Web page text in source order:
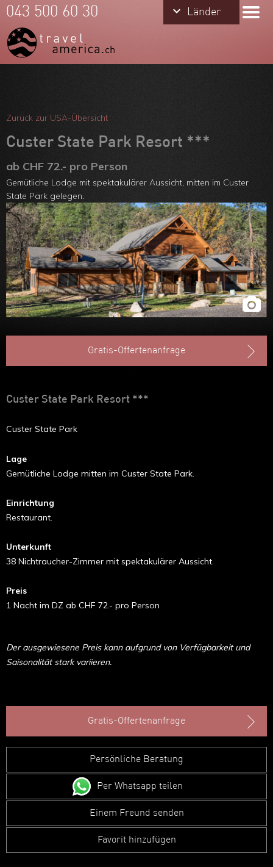
Team
Über uns
Feedbacks
Kontakt
ARVB
keyboard_arrow_down Länder
keyboard_arrow_down Länder
043 500 60 30
Zurück zur USA-Übersicht
Custer State Park Resort ***
ab CHF 72.- pro Person
Gemütliche Lodge mit spektakulärer Aussicht, mitten im Custer
State Park gelegen.
Gratis-Offertenanfrage
Custer State Park Resort ***
Custer State Park
Lage
Gemütliche Lodge mitten im Custer State Park.
Einrichtung
Restaurant.
Unterkunft
38 Nichtraucher-Zimmer mit spektakulärer Aussicht.
Preis
1 Nacht im DZ ab CHF 72.- pro Person
Der ausgewiesene Preis kann aufgrund von Verfügbarkeit und
Saisonalität stark variieren.
Gratis-Offertenanfrage
Persönliche Beratung
Per Whatsapp teilen
Einem Freund senden
Favorit hinzufügen